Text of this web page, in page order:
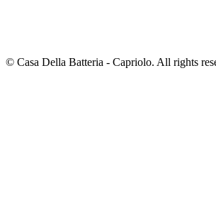
© Casa Della Batteria - Capriolo. All rights